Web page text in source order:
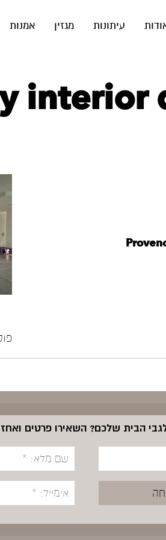
עיתונות מגזין אמנות
interior
לגבי הבית שלכם? השאירו פרטים